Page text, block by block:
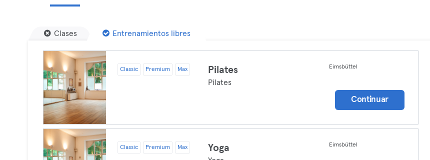
Clases Entrenamientos libres
Classic Premium Max Pilates
Pilates
Eimsbüttel
Continuar
Classic Premium Max Yoga Eimsbüttel